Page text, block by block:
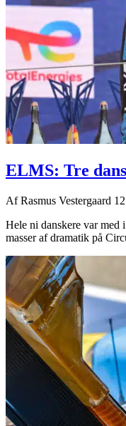
ELMS: Tre
AfRasmus Vestergaard
Hele ni danskere var med
masser af dramatik på